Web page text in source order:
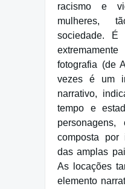
racismo e
mulheres,
sociedade. É
fotografia (de
vezes é um
narrativo,
tempo e
composta por
das amplas
As locações
elemento